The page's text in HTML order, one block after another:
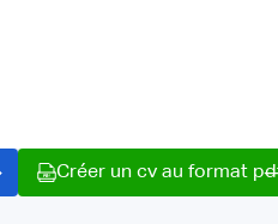
Créer un cv au format